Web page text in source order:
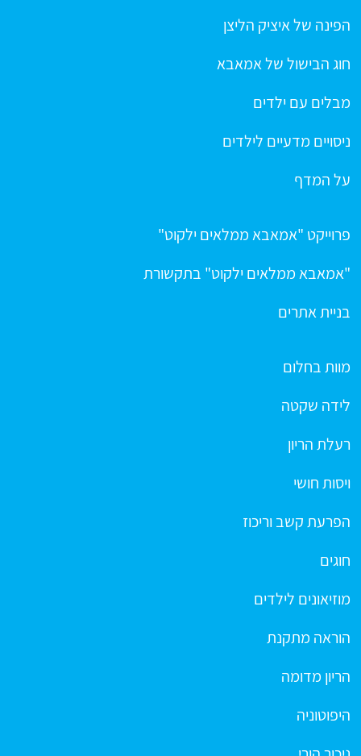
הפינה של איציק הליצן
חוג הבישול של אמאבא
מבלים עם ילדים
ניסויים מדעיים לילדים
על המדף
פרוייקט "אמאבא ממלאים ילקוט"
"אמאבא ממלאים ילקוט" בתקשורת
בניית אתרים
מוות בחלום
לידה שקטה
רעלת הריון
ויסות חושי
הפרעת קשב וריכוז
חוגים
מוזיאונים לילדים
הוראה מתקנת
הריון מדומה
היפוטוניה